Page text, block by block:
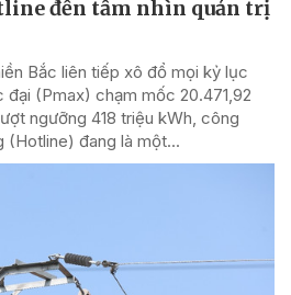
đến tầm nhìn quản trị
Bắc liên tiếp xô đổ mọi kỷ lục
(Pmax) chạm mốc 20.471,92
ngưỡng 418 triệu kWh, công
(Hotline) đang là một...